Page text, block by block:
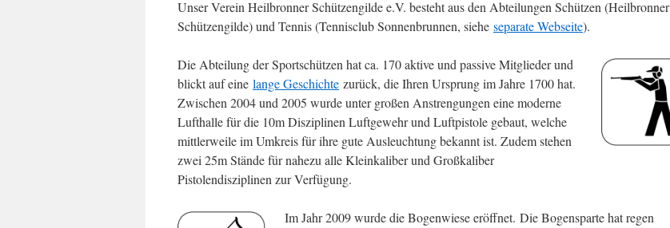
Unser Verein Heilbronner Schützengilde e.V. besteht aus den Abteilungen Schützen (Heilbronner
Schützengilde) und Tennis (Tennisclub Sonnenbrunnen, siehe separate Webseite).
Die Abteilung der Sportschützen hat ca. 170 aktive und passive Mitglieder und
blickt auf eine lange Geschichte zurück, die Ihren Ursprung im Jahre 1700 hat.
Zwischen 2004 und 2005 wurde unter großen Anstrengungen eine moderne
Lufthalle für die 10m Disziplinen Luftgewehr und Luftpistole gebaut, welche
mittlerweile im Umkreis für ihre gute Ausleuchtung bekannt ist. Zudem stehen
zwei 25m Stände für nahezu alle Kleinkaliber und Großkaliber
Pistolendisziplinen zur Verfügung.
Im Jahr 2009 wurde die Bogenwiese eröffnet. Die Bogensparte hat regen